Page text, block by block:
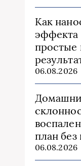
Как
эффекта
06.08.2026
план без
06.08.2026